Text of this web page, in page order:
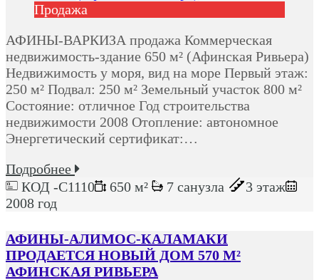
Продажа
АФИНЫ-ВАРКИЗА продажа Коммерческая
недвижимость-здание 650 м² (Афинская Ривьера)
Недвижимость у моря, вид на море Первый этаж:
250 м² Подвал: 250 м² Земельный участок 800 м²
Состояние: отличное Год строительства
недвижимости 2008 Отопление: автономное
Энергетический сертификат:…
Подробнее
КОД -C1110
650 м² 7 санузла
3 этаж
2008 год
АФИНЫ-АЛИМОС-КАЛАМАКИ
ПРОДАЕТСЯ НОВЫЙ ДОМ 570 М²
АФИНСКАЯ РИВЬЕРА